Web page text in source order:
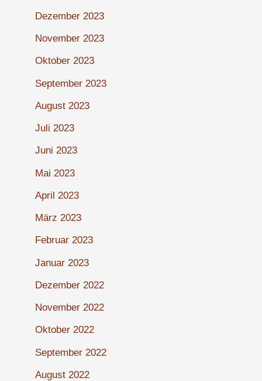
Dezember 2023
November 2023
Oktober 2023
September 2023
August 2023
Juli 2023
Juni 2023
Mai 2023
April 2023
März 2023
Februar 2023
Januar 2023
Dezember 2022
November 2022
Oktober 2022
September 2022
August 2022